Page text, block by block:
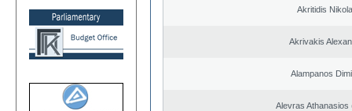
Akritidis
Akrivakis
Alampanos
Alevras Athanasios